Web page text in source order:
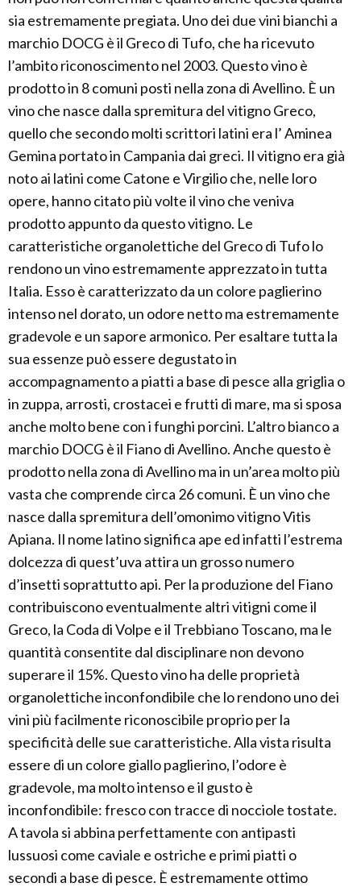
sia estremamente pregiata. Uno dei due vini bianchi a
marchio DOCG è il Greco di Tufo, che ha ricevuto
l’ambito riconoscimento nel 2003. Questo vino è
prodotto in 8 comuni posti nella zona di Avellino. È un
vino che nasce dalla spremitura del vitigno Greco,
quello che secondo molti scrittori latini era l’ Aminea
Gemina portato in Campania dai greci. Il vitigno era già
noto ai latini come Catone e Virgilio che, nelle loro
opere, hanno citato più volte il vino che veniva
prodotto appunto da questo vitigno. Le
caratteristiche organolettiche del Greco di Tufo lo
rendono un vino estremamente apprezzato in tutta
Italia. Esso è caratterizzato da un colore paglierino
intenso nel dorato, un odore netto ma estremamente
gradevole e un sapore armonico. Per esaltare tutta la
sua essenze può essere degustato in
accompagnamento a piatti a base di pesce alla griglia o
in zuppa, arrosti, crostacei e frutti di mare, ma si sposa
anche molto bene con i funghi porcini. L’altro bianco a
marchio DOCG è il Fiano di Avellino. Anche questo è
prodotto nella zona di Avellino ma in un’area molto più
vasta che comprende circa 26 comuni. È un vino che
nasce dalla spremitura dell’omonimo vitigno Vitis
Apiana. Il nome latino significa ape ed infatti l’estrema
dolcezza di quest’uva attira un grosso numero
d’insetti soprattutto api. Per la produzione del Fiano
contribuiscono eventualmente altri vitigni come il
Greco, la Coda di Volpe e il Trebbiano Toscano, ma le
quantità consentite dal disciplinare non devono
superare il 15%. Questo vino ha delle proprietà
organolettiche inconfondibile che lo rendono uno dei
vini più facilmente riconoscibile proprio per la
specificità delle sue caratteristiche. Alla vista risulta
essere di un colore giallo paglierino, l’odore è
gradevole, ma molto intenso e il gusto è
inconfondibile: fresco con tracce di nocciole tostate.
A tavola si abbina perfettamente con antipasti
lussuosi come caviale e ostriche e primi piatti o
secondi a base di pesce. È estremamente ottimo